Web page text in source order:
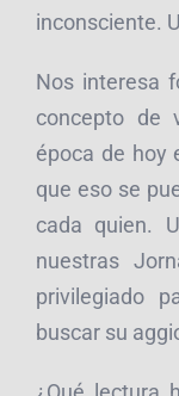
inconsciente.
Nos interesa
concepto de
época de hoy
que eso se
cada quien.
nuestras
privilegiado
buscar su